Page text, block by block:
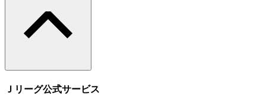
Ｊリーグ公式サービス